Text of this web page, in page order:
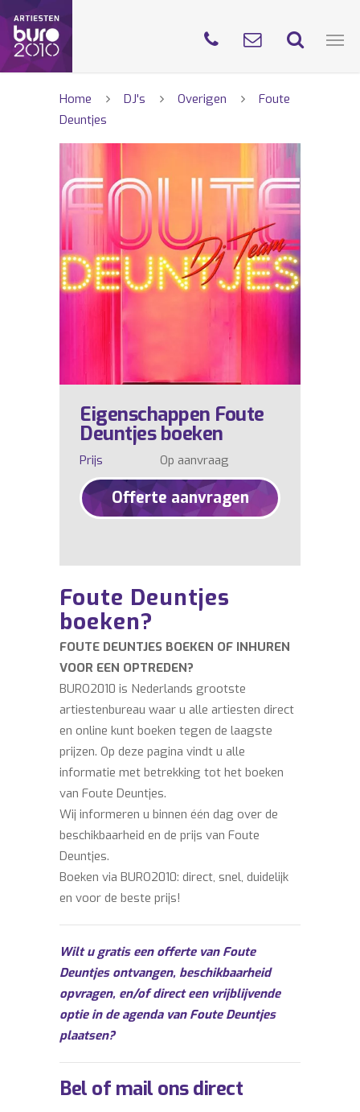
Home DJ's Overigen
Foute
Deuntjes
Eigenschappen Foute
Deuntjes boeken
Prijs Op aanvraag
Offerte aanvragen
Foute Deuntjes
boeken?
FOUTE DEUNTJES BOEKEN OF INHUREN
VOOR EEN OPTREDEN?
BURO2010 is Nederlands grootste
artiestenbureau waar u alle artiesten direct
en online kunt boeken tegen de laagste
prijzen. Op deze pagina vindt u alle
informatie met betrekking tot het boeken
van Foute Deuntjes.
Wij informeren u binnen één dag over de
beschikbaarheid en de prijs van Foute
Deuntjes.
Boeken via BURO2010: direct, snel, duidelijk
en voor de beste prijs!
Wilt u gratis een offerte van Foute
Deuntjes ontvangen, beschikbaarheid
opvragen, en/of direct een vrijblijvende
optie in de agenda van Foute Deuntjes
plaatsen?
Bel of mail ons direct